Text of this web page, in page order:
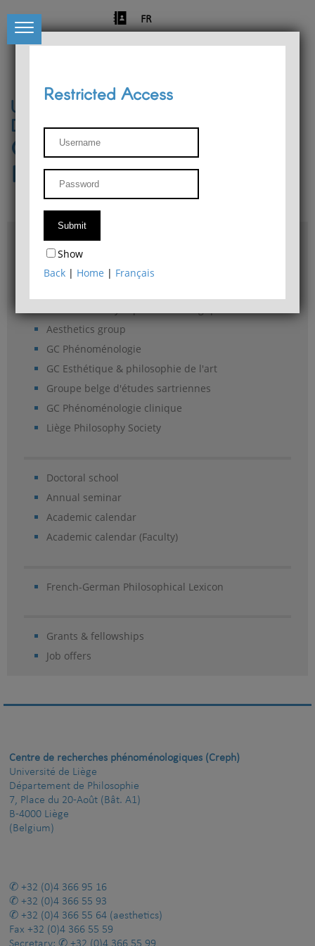
FR
University of Liège
Départment of Philosophy
Center for Phenomenological
Research
Access & maps
Philosophy Department Library
Aesthetics group
GC Phénoménologie
GC Esthétique & philosophie de l'art
Groupe belge d'études sartriennes
GC Phénoménologie clinique
Liège Philosophy Society
Doctoral school
Annual seminar
Academic calendar
Academic calendar (Faculty)
French-German Philosophical Lexicon
Grants & fellowships
Job offers
Restricted Access
Show
Back | Home | Français
Centre de recherches phénoménologiques (Creph)
Université de Liège
Département de Philosophie
7, Place du 20-Août (Bât. A1)
B-4000 Liège
(Belgium)
+32 (0)4 366 95 16
+32 (0)4 366 55 93
+32 (0)4 366 55 64 (aesthetics)
Fax +32 (0)4 366 55 59